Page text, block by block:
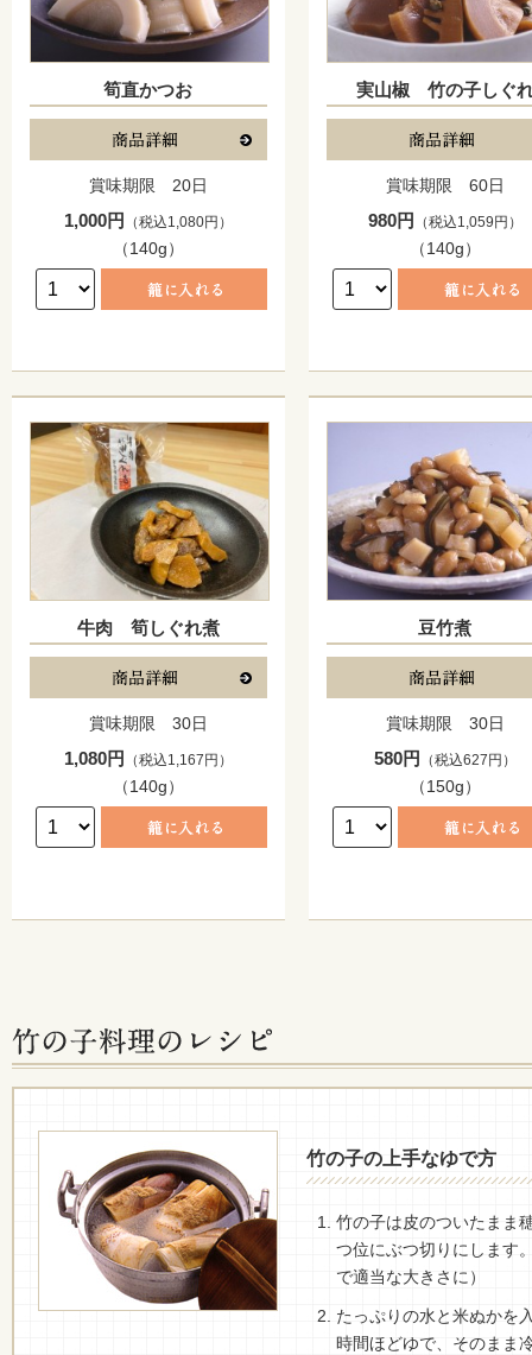
筍直かつお
賞味期限 20日
1,000円 （税込1,080円）
（140g）
実山椒 竹の子しぐ
賞味期限 60日
980円 （税込1,059円）
（140g）
牛肉 筍しぐれ煮
賞味期限 30日
1,080円 （税込1,167円）
（140g）
豆竹煮
賞味期限 30日
580円 （税込627円）
（150g）
竹の子の上手なゆで方
竹の子は皮のついたまま
つ位にぶつ切りにします
で適当な大きさに）
たっぷりの水と米ぬかを
時間ほどゆで、そのまま